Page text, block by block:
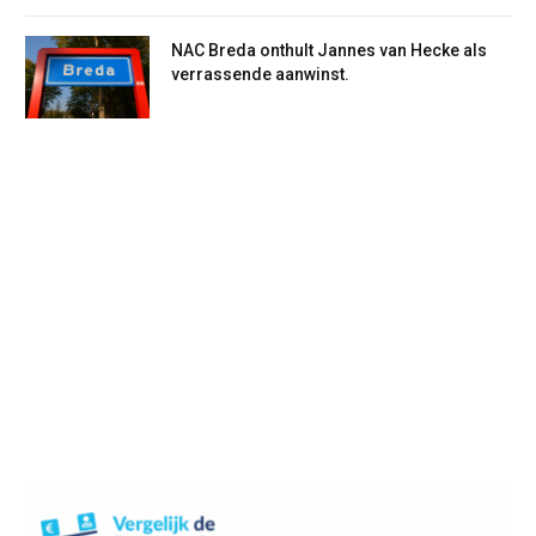
NAC Breda onthult Jannes van Hecke als
verrassende aanwinst.